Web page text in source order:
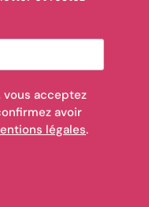
vous acceptez
avoir
légales.